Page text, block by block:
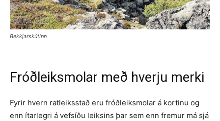
Bekkjarskútinn
Fróðleiksmolar með hverju merki
Fyrir hvern ratleiksstað eru fróðleiksmolar á kortinu og
enn ítarlegri á vefsíðu leiksins þar sem enn fremur má sjá